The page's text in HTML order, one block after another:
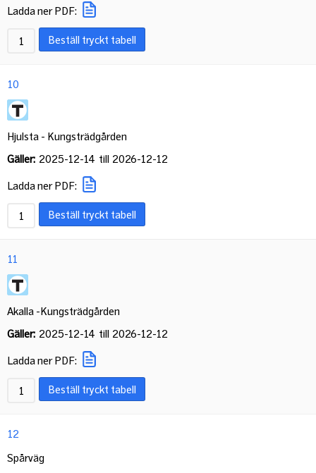
Ladda ner PDF:
Beställ tryckt tabell
10
Hjulsta - Kungsträdgården
Gäller: 2025-12-14 till 2026-12-12
Ladda ner PDF:
Beställ tryckt tabell
11
Akalla -Kungsträdgården
Gäller: 2025-12-14 till 2026-12-12
Ladda ner PDF:
Beställ tryckt tabell
12
Spårväg